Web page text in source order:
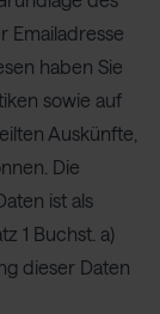
Emailadresse
haben Sie
sowie auf
Auskünfte,
Die
ist als
1 Buchst. a)
dieser Daten